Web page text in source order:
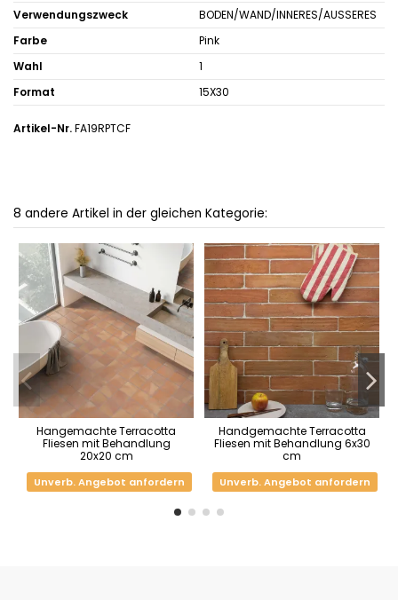
Verwendungszweck
BODEN/WAND/INNERES/AUSSERES
Farbe
Pink
Wahl
1
Format
15X30
Artikel-Nr.FA19RPTCF
8 andere Artikel in der gleichen Kategorie:
Hangemachte Terracotta
Fliesen mit Behandlung
20x20 cm
Unverb. Angebot anfordern
Handgemachte Terracotta
Fliesen mit Behandlung 6x30
cm
Unverb. Angebot anfordern